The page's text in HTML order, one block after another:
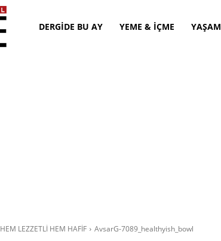
DERGİDE BU AY YEME & İÇME YAŞAM
HEM LEZZETLİ HEM HAFİF AvsarG-7089_healthyish_bowl